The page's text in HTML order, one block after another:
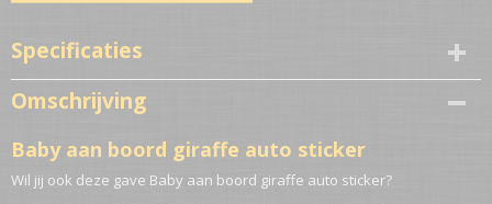
Specificaties
Netto gewicht
0,10 Kg
Omschrijving
Baby aan boord giraffe auto sticker
Wil jij ook deze gave Baby aan boord giraffe auto sticker?